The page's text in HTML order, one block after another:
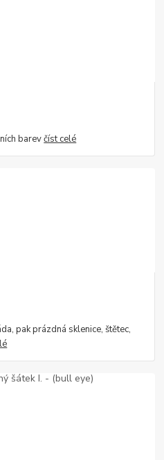
barevčíst celé
pak prázdná sklenice, štětec,